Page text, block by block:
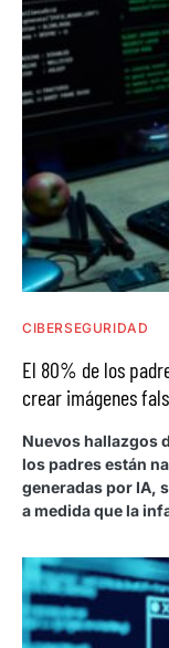
CIBERSEGURIDAD
El 80% de los
crear imágenes
Nuevos hallazgos
los padres están
generadas por IA,
a medida que la